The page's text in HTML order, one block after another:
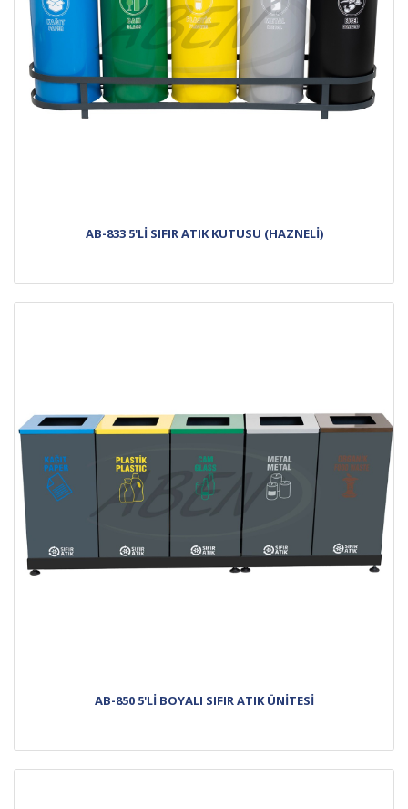
AB-833 5'Lİ SIFIR ATIK KUTUSU (HAZNELİ)
AB-850 5'Lİ BOYALI SIFIR ATIK ÜNİTESİ